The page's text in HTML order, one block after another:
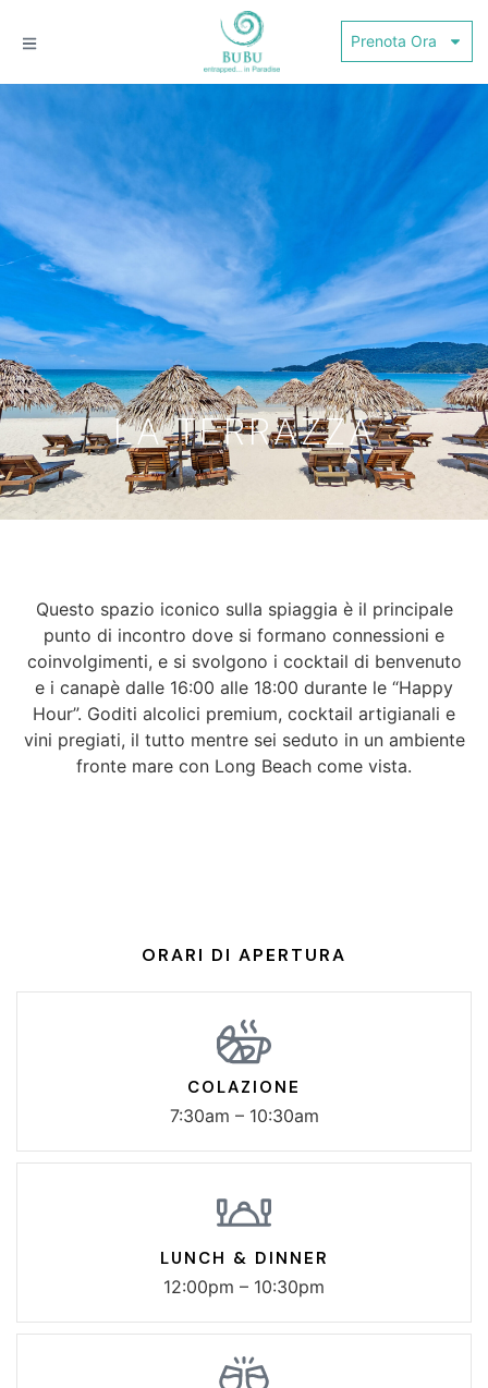
Prenota Ora
LA TERRAZZA
Questo spazio iconico sulla spiaggia è il principale
punto di incontro dove si formano connessioni e
coinvolgimenti, e si svolgono i cocktail di benvenuto
e i canapè dalle 16:00 alle 18:00 durante le “Happy
Hour”. Goditi alcolici premium, cocktail artigianali e
vini pregiati, il tutto mentre sei seduto in un ambiente
fronte mare con Long Beach come vista.
ORARI DI APERTURA
COLAZIONE
7:30am – 10:30am
LUNCH & DINNER
12:00pm – 10:30pm